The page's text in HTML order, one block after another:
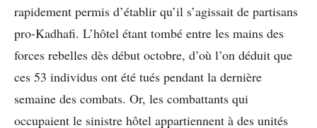
rapidement permis d’établir qu’il s’agissait de partisans
pro-Kadhafi. L’hôtel étant tombé entre les mains des
forces rebelles dès début octobre, d’où l’on déduit que
ces 53 individus ont été tués pendant la dernière
semaine des combats. Or, les combattants qui
occupaient le sinistre hôtel appartiennent à des unités